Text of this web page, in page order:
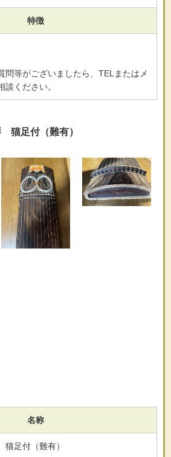
特徴
問等がございましたら、TELまたはメ
談ください。
猫足付（難有）
名称
足付（難有）